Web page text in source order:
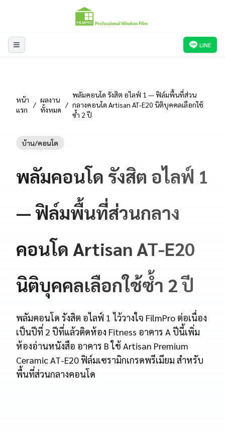
LINE
หน้า
แรก
/
ผลงาน
ทั้งหมด
/
พลัมคอนโด รังสิต อไลฟ์ 1 — ฟิล์มพื้นที่ส่วน
กลางคอนโด Artisan AT-E20 นิติบุคคลเลือกใช้
ซ้ำ 2 ปี
บ้าน/คอนโด
พลัมคอนโด รังสิต อไลฟ์ 1
— ฟิล์มพื้นที่ส่วนกลาง
คอนโด Artisan AT-E20
นิติบุคคลเลือกใช้ซ้ำ 2 ปี
พลัมคอนโด รังสิต อไลฟ์ 1 ไว้วางใจ FilmPro ต่อเนื่อง
เป็นปีที่ 2 ปีที่แล้วติดห้อง Fitness อาคาร A ปีนี้เพิ่ม
ห้องอ่านหนังสือ อาคาร B ใช้ Artisan Premium
Ceramic AT-E20 ฟิล์มเซรามิกเกรดพรีเมียม สำหรับ
พื้นที่ส่วนกลางคอนโด